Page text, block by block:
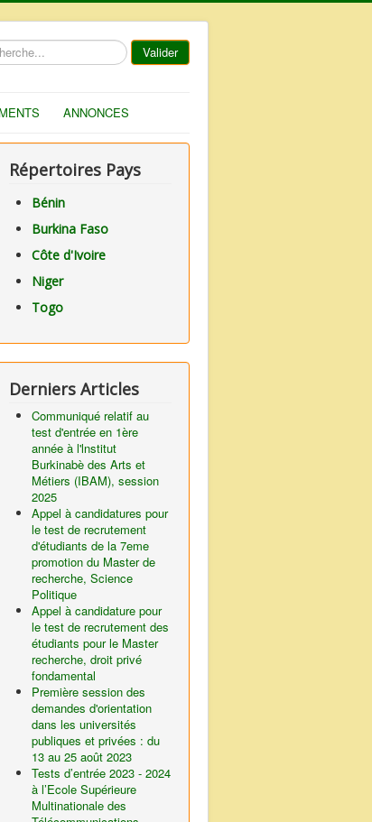
Valider
ANNONCES
Répertoires Pays
Bénin
Burkina Faso
Côte d'Ivoire
Niger
Togo
Derniers Articles
Communiqué relatif au
test d'entrée en 1ère
année à l'lnstitut
Burkinabè des Arts et
Métiers (IBAM), session
2025
Appel à candidatures pour
le test de recrutement
d'étudiants de la 7eme
promotion du Master de
recherche, Science
Politique
Appel à candidature pour
le test de recrutement des
étudiants pour le Master
recherche, droit privé
fondamental
Première session des
demandes d'orientation
dans les universités
publiques et privées : du
13 au 25 août 2023
Tests d’entrée 2023 - 2024
à l’Ecole Supérieure
Multinationale des